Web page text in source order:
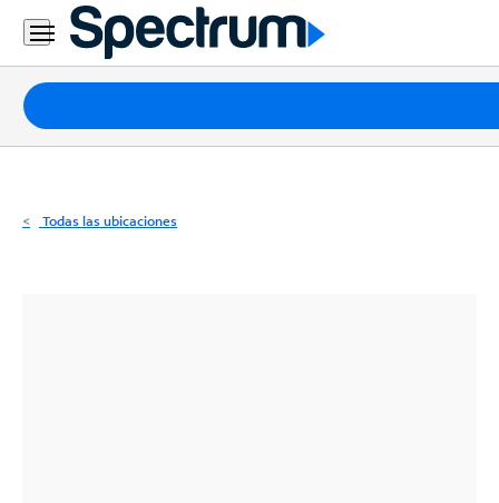
Residencial
Business
Paquetes
Internet
Todas las ubicaciones